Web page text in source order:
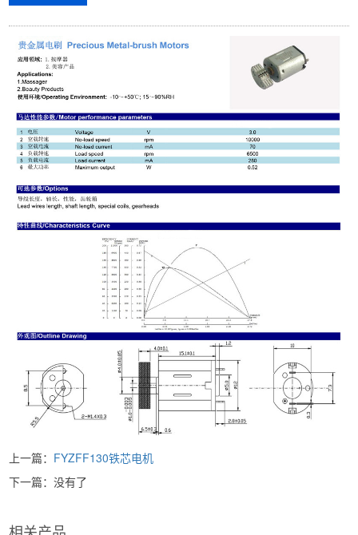
上一篇： FYZFF130铁芯电机
下一篇：没有了
相关产品